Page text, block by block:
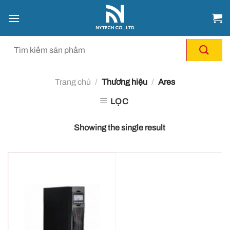
đến
Trang chủ / Thương hiệu / Ares
LỌC
Showing the single result